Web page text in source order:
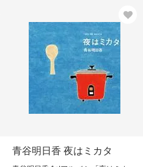
青谷明日香 夜はミカタ